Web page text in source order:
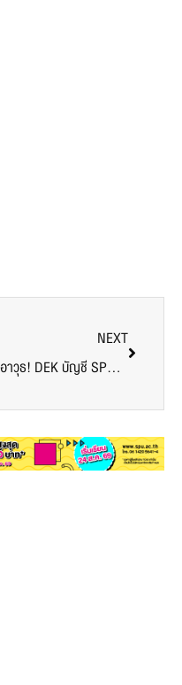
NEXT
ติดอาวุธ! DEK บัญชี SPU เรียนกับตัวจริง ประสบการณ์จริง ด้วยการวิเคราะห์ธุรกิจเพื่องานบัญชี